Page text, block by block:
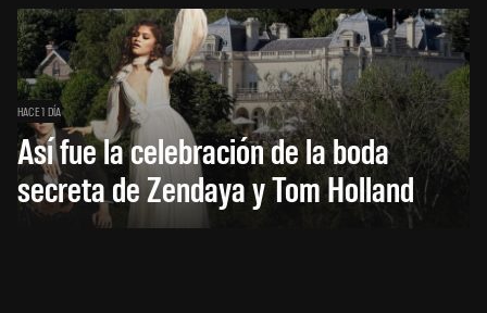
HACE 1 DÍA
Así fue la celebración de la boda
secreta de Zendaya y Tom Holland